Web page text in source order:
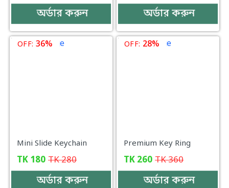
অর্ডার করুন অর্ডার করুন
OFF: 36%
Mini Slide Keychain
TK 180 TK280
অর্ডার করুন
OFF: 28%
Premium Key Ring
TK 260 TK360
অর্ডার করুন